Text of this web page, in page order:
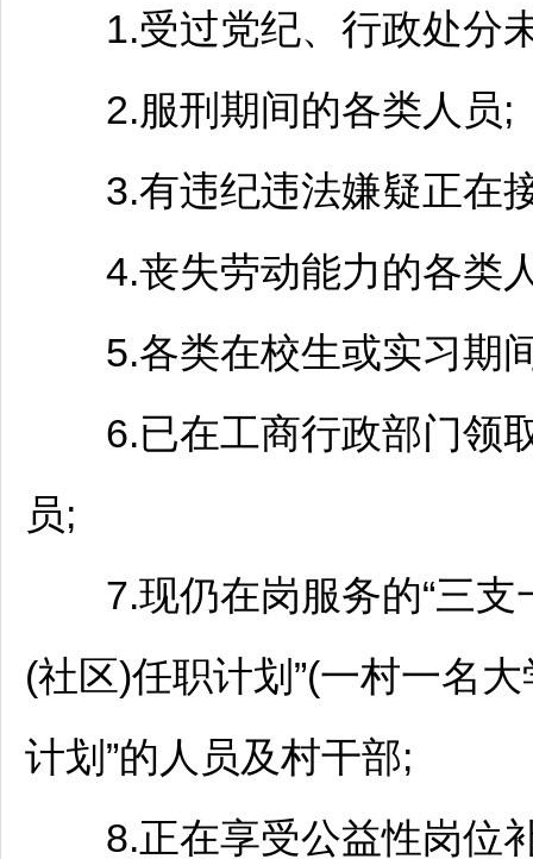
1.受过党纪、行政处分
2.服刑期间的各类人员;
3.有违纪违法嫌疑正在
4.丧失劳动能力的各类
5.各类在校生或实习期间
6.已在工商行政部门领取
员;
7.现仍在岗服务的“三支
(社区)任职计划”(一村一名
计划”的人员及村干部;
8.正在享受公益性岗位